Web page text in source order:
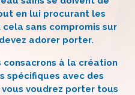
en lui procurant les
sans compromis sur
adorer porter.
consacrons à la création
spécifiques avec des
voudrez porter tous